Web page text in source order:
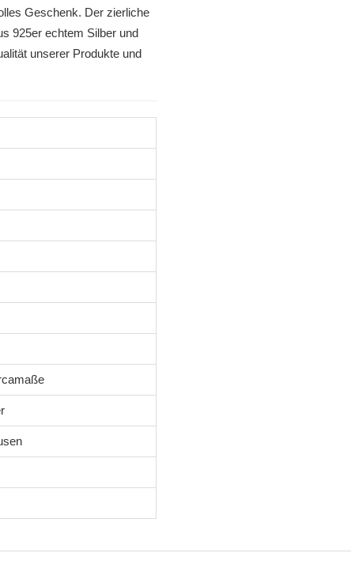
Geschenk. Der zierliche
925er echtem Silber und
unserer Produkte und